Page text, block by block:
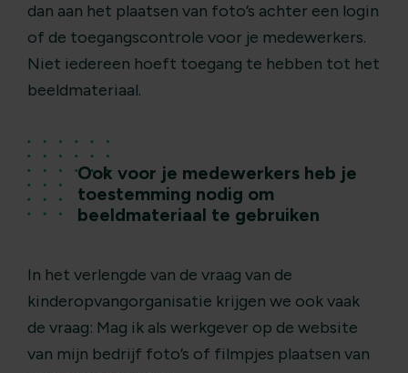
dan aan het plaatsen van foto’s achter een login
of de toegangscontrole voor je medewerkers.
Niet iedereen hoeft toegang te hebben tot het
beeldmateriaal.
Ook voor je medewerkers heb je
toestemming nodig om
beeldmateriaal te gebruiken
In het verlengde van de vraag van de
kinderopvangorganisatie krijgen we ook vaak
de vraag: Mag ik als werkgever op de website
van mijn bedrijf foto’s of filmpjes plaatsen van